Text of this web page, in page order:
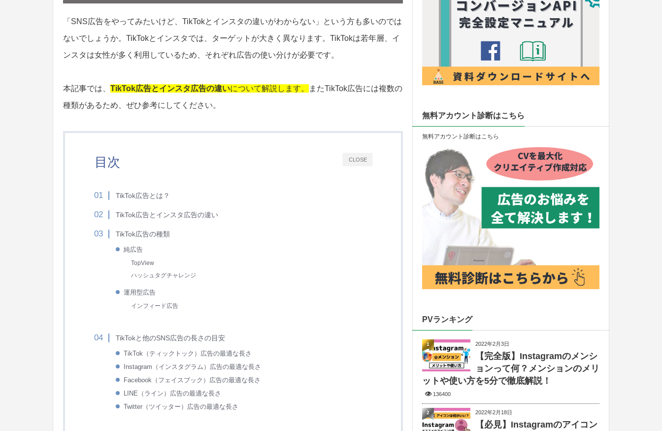
「SNS広告をやってみたいけど、TikTokとインスタの違いがわからない」という方も多いのでは
ないでしょうか。 TikTokとインスタでは、ターゲットが大きく異なります。TikTokは若年層、イ
ンスタは女性が多く利用しているため、それぞれ広告の使い分けが必要です。
本記事では、 TikTok広告とインスタ広告の違いについて解説します。
またTikTok広告には複数の
種類があるため、ぜひ参考にしてください。
CLOSE
目次
TikTok広告とは？
TikTok広告とインスタ広告の違い
TikTok広告の種類
純広告
TopView
ハッシュタグチャレンジ
運用型広告
インフィード広告
TikTokと他のSNS広告の長さの目安
TikTok（ティックトック）広告の最適な長さ
Instagram（インスタグラム）広告の最適な長さ
Facebook（フェイスブック）広告の最適な長さ
LINE（ライン）広告の最適な長さ
Twitter（ツイッター）広告の最適な長さ
無料アカウント診断はこちら
無料アカウント診断はこちら
PVランキング
2022年2月3日
【完全版】Instagramのメンシ
ョンって何？メンションのメリ
ットや使い方を5分で徹底解説！
136400
1
2022年2月18日
【必見】Instagramのアイコン
2